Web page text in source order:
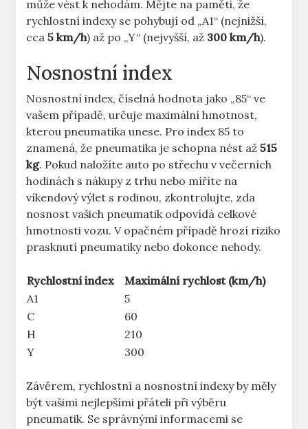
může vést k nehodám. Mějte na paměti, že
rychlostní indexy se pohybují od „A1“ (nejnižší,
cca5 km/h) až po „Y“ (nejvyšší, až 300 km/h).
Nosnostní index
Nosnostní index, číselná hodnota jako „85“ ve
vašem případě, určuje maximální hmotnost,
kterou pneumatika unese. Pro index 85 to
znamená, že pneumatika je schopna nést až515
kg. Pokud naložíte auto po střechu v večerních
hodinách s nákupy z trhu nebo míříte na
víkendový výlet s rodinou, zkontrolujte, zda
nosnost vašich pneumatik odpovídá celkové
hmotnosti vozu. V opačném případě hrozí riziko
prasknutí pneumatiky nebo dokonce nehody.
Rychlostní index
Maximální rychlost (km/h)
A1
5
C
60
H
210
Y
300
Závěrem, rychlostní a nosnostní indexy by měly
být vašimi nejlepšími přáteli při výběru
pneumatik. Se správnými informacemi se